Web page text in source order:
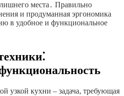
места․ Правильно
и продуманная эргономика
в удобное и функциональное
узкой кухни – задача, требующая